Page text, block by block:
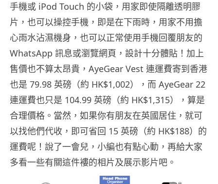
手機或 iPod Touch 的小袋，用家即使隔離透明膠
片，也可以操控手機，即是在下雨時，用家不用擔
心雨水沾濕機身，也可以正常使用手機回覆朋友的
WhatsApp 訊息或瀏覽網頁，設計十分體貼！加上
售價也不算太昂貴，AyeGear Vest 連運費寄到香港
也是 79.98 英磅（約 HK$1,002），而 AyeGear 22
連運費也只是 104.99 英磅（約 HK$1,315），算是
合理價格。當然，如果你有朋友在英國居住，就可
以找他們代收，即可省回 15 英磅（約 HK$188）的
運費呢！說了一會兒，小編也有點心動，再給大家
多看一些有關這件褸的相片及展示影片吧。